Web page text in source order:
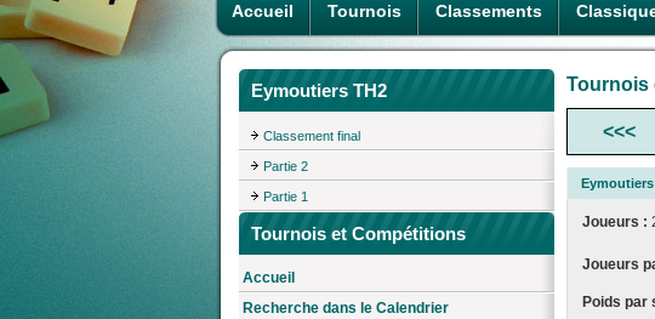
Accueil Tournois Classements
Eymoutiers TH2
Classement final
Partie 2
Partie 1
Tournois et Compétitions
Accueil
Recherche dans le Calendrier
Tournois
<<<
Eymoutiers
Joueurs :
Joueurs
Poids par